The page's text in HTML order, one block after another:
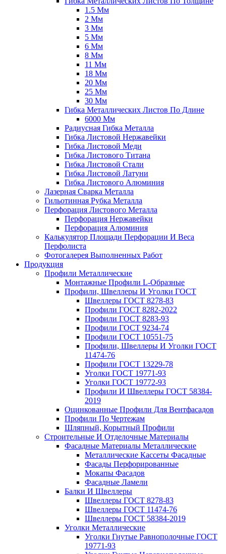
1.5 Мм
2 Мм
3 Мм
5 Мм
6 Мм
8 Мм
11 Мм
18 Мм
20 Мм
25 Мм
30 Мм
Гибка Металлических Листов По Длине
6000 Мм
Радиусная Гибка Металла
Гибка Листовой Нержавейки
Гибка Листовой Меди
Гибка Листового Титана
Гибка Листовой Стали
Гибка Листовой Латуни
Гибка Листового Алюминия
Лазерная Сварка Металла
Гильотинная Рубка Металла
Перфорация Листового Металла
Перфорация Нержавейки
Перфорация Алюминия
Калькулятор Площади Перфорации И Веса
Перфолиста
Фотогалерея Выполненных Работ
Продукция
Профили Металлические
Монтажные Профили L-Образные
Профили, Швеллеры И Уголки ГОСТ
Швеллеры ГОСТ 8278-83
Профили ГОСТ 8282-2022
Профили ГОСТ 8283-93
Профили ГОСТ 9234-74
Профили ГОСТ 10551-75
Профили, Швеллеры И Уголки ГОСТ
11474-76
Профили ГОСТ 13229-78
Уголки ГОСТ 19771-93
Уголки ГОСТ 19772-93
Профили И Швеллеры ГОСТ 58384-
2019
Оцинкованные Профили Для Вентфасадов
Профили По Чертежам
Шляпный, Корытный Профили
Строительные И Отделочные Материалы
Фасадные Материалы Металлические
Металлические Кассеты Фасадные
Фасады Перфорированные
Мокапы Фасадов
Фасадные Ламели
Балки И Швеллеры
Швеллеры ГОСТ 8278-83
Швеллеры ГОСТ 11474-76
Швеллеры ГОСТ 58384-2019
Уголки Металлические
Уголки Гнутые Равнополочные ГОСТ
19771-93